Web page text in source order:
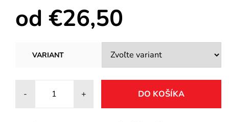
od €26,50
VARIANT
- +